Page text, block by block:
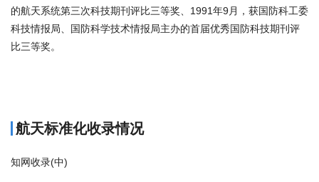
的航天系统第三次科技期刊评比三等奖、1991年9月，获国防科工委
科技情报局、国防科学技术情报局主办的首届优秀国防科技期刊评
比三等奖。
航天标准化收录情况
知网收录(中)